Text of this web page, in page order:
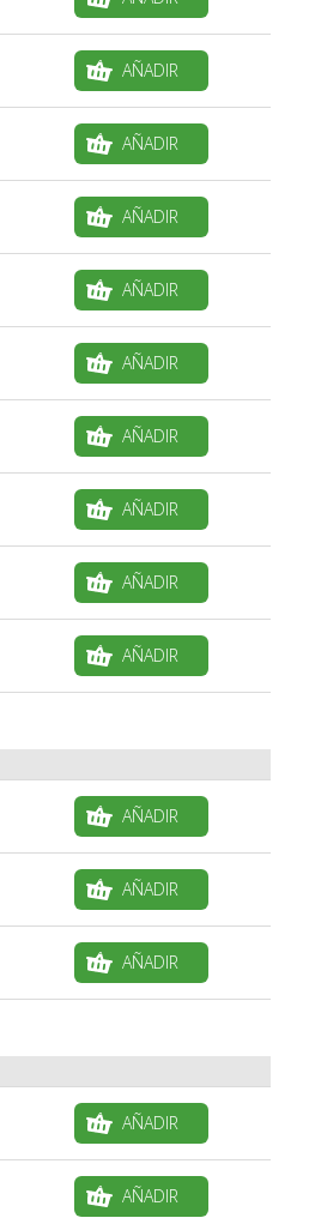
AÑADIR
AÑADIR
AÑADIR
AÑADIR
AÑADIR
AÑADIR
AÑADIR
AÑADIR
AÑADIR
AÑADIR
AÑADIR
AÑADIR
AÑADIR
AÑADIR